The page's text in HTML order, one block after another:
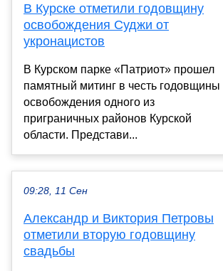
В Курске отметили годовщину
освобождения Суджи от
укронацистов
В Курском парке «Патриот» прошел
памятный митинг в честь годовщины
освобождения одного из
приграничных районов Курской
области. Представи...
09:28, 11 Сен
Александр и Виктория Петровы
отметили вторую годовщину
свадьбы